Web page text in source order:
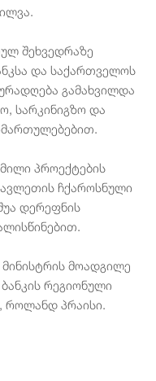
შეხვედრაზე
და საქართველოს
გამახვილდა
სარკინიგზო და
პროექტების
ჩქაროსნული
დერეფნის
მოადგილე
რეგიონული
როლანდ პრაისი.